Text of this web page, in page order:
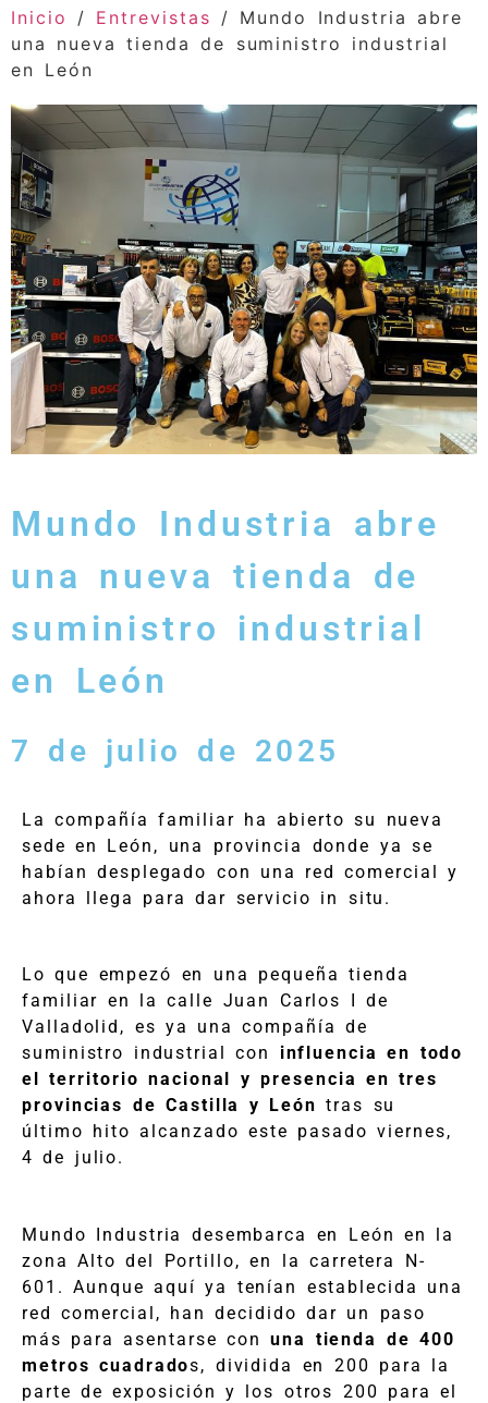
Inicio / Entrevistas / Mundo Industria abre
una nueva tienda de suministro industrial
en León
Mundo Industria abre
una nueva tienda de
suministro industrial
en León
7 de julio de 2025
La compañía familiar ha abierto su nueva
sede en León, una provincia donde ya se
habían desplegado con una red comercial y
ahora llega para dar servicio in situ.
Lo que empezó en una pequeña tienda
familiar en la calle Juan Carlos I de
Valladolid, es ya una compañía de
suministro industrial con influencia en todo
el territorio nacional y presencia en tres
provincias de Castilla y León tras su
último hito alcanzado este pasado viernes,
4 de julio.
Mundo Industria desembarca en León en la
zona Alto del Portillo, en la carretera N-
601. Aunque aquí ya tenían establecida una
red comercial, han decidido dar un paso
más para asentarse conuna tienda de 400
metros cuadrados, dividida en 200 para la
parte de exposición y los otros 200 para el